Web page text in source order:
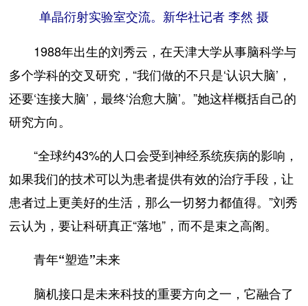
单晶衍射实验室交流。新华社记者 李然 摄
1988年出生的刘秀云，在天津大学从事脑科学与
多个学科的交叉研究，“我们做的不只是‘认识大脑’，
还要‘连接大脑’，最终‘治愈大脑’。”她这样概括自己的
研究方向。
“全球约43%的人口会受到神经系统疾病的影响，
如果我们的技术可以为患者提供有效的治疗手段，让
患者过上更美好的生活，那么一切努力都值得。”刘秀
云认为，要让科研真正“落地”，而不是束之高阁。
青年“塑造”未来
脑机接口是未来科技的重要方向之一，它融合了